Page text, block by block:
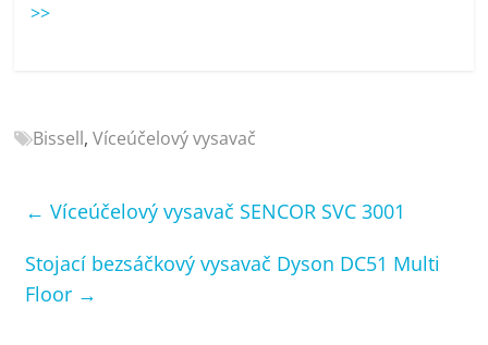
televize,
kávovary,
bazény
>>
Bissell,Víceúčelový vysavač
← Víceúčelový vysavač SENCOR SVC 3001
Stojací bezsáčkový vysavač Dyson DC51 Multi
Floor →